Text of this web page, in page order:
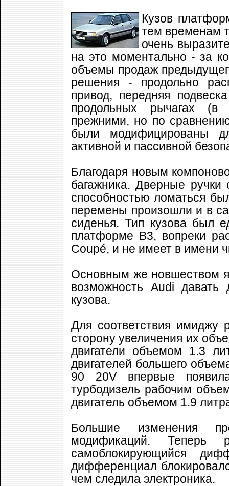
Кузов
тем временам
очень
на это моментально - за
объемы продаж
решения - продольно
привод, передняя
продольных рычагах (в
прежними, но по
были модифицированы
активной и пассивной
Благодаря новым
багажника. Дверные ручки
способностью ломаться
перемены произошли и в
сиденья. Тип кузова был
платформе B3, вопреки
Coupé, и не имеет в имени
Основным же новшеством
возможность Audi давать
кузова.
Для соответствия имиджу
сторону увеличения их
двигатели объемом 1.3
двигателей большего
90 20V впервые
турбодизель рабочим
двигатель объемом 1.9
Большие изменения
модификаций. Теперь
самоблокирующийся
дифференциал
чем следила электроника.